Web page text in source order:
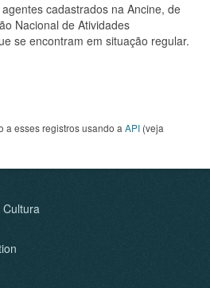
cadastrados na Ancine, de
Nacional de Atividades
se encontram em situação regular.
a esses registros usando a API (veja